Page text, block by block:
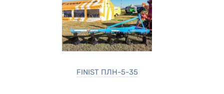
FINIST ПЛН-5-35